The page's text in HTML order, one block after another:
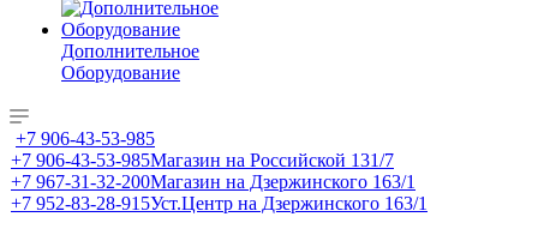
Дополнительное
Оборудование
+7 906-43-53-985
+7 906-43-53-985Магазин на Российской 131/7
+7 967-31-32-200Магазин на Дзержинского 163/1
+7 952-83-28-915Уст.Центр на Дзержинского 163/1